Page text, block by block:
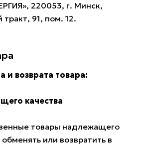
220053, г. Минск,
91, пом. 12.
и возврата товара:
качества
товары надлежащего
или возвратить в